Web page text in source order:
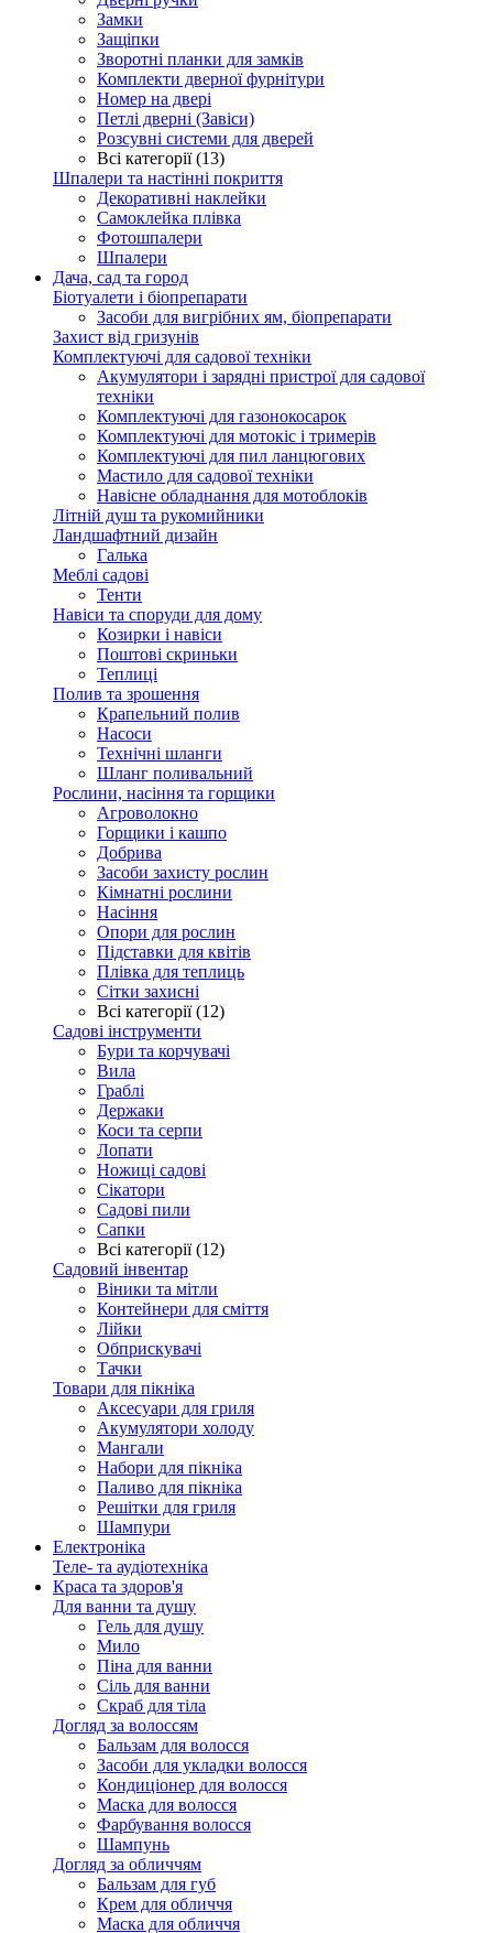
Замки
Защіпки
Зворотні планки для замків
Комплекти дверної фурнітури
Номер на двері
Петлі дверні (Завіси)
Розсувні системи для дверей
Всі категорії (13)
Шпалери та настінні покриття
Декоративні наклейки
Самоклейка плівка
Фотошпалери
Шпалери
Дача, сад та город
Біотуалети і біопрепарати
Засоби для вигрібних ям, біопрепарати
Захист від гризунів
Комплектуючі для садової техніки
Акумулятори і зарядні пристрої для садової
техніки
Комплектуючі для газонокосарок
Комплектуючі для мотокіс і тримерів
Комплектуючі для пил ланцюгових
Мастило для садової техніки
Навісне обладнання для мотоблоків
Літній душ та рукомийники
Ландшафтний дизайн
Галька
Меблі садові
Тенти
Навіси та споруди для дому
Козирки і навіси
Поштові скриньки
Теплиці
Полив та зрошення
Крапельний полив
Насоси
Технічні шланги
Шланг поливальний
Рослини, насіння та горщики
Агроволокно
Горщики і кашпо
Добрива
Засоби захисту рослин
Кімнатні рослини
Насіння
Опори для рослин
Підставки для квітів
Плівка для теплиць
Сітки захисні
Всі категорії (12)
Садові інструменти
Бури та корчувачі
Вила
Граблі
Держаки
Коси та серпи
Лопати
Ножиці садові
Сікатори
Садові пили
Сапки
Всі категорії (12)
Садовий інвентар
Віники та мітли
Контейнери для сміття
Лійки
Обприскувачі
Тачки
Товари для пікніка
Аксесуари для гриля
Акумулятори холоду
Мангали
Набори для пікніка
Паливо для пікніка
Решітки для гриля
Шампури
Електроніка
Теле- та аудіотехніка
Краса та здоров'я
Для ванни та душу
Гель для душу
Мило
Піна для ванни
Сіль для ванни
Скраб для тіла
Догляд за волоссям
Бальзам для волосся
Засоби для укладки волосся
Кондиціонер для волосся
Маска для волосся
Фарбування волосся
Шампунь
Догляд за обличчям
Бальзам для губ
Крем для обличчя
Маска для обличчя